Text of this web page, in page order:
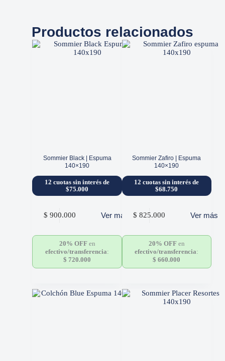
Productos relacionados
Sommier Black | Espuma
140×190
12 cuotas sin interés de
$75.000
$ 900.000 Ver más
20% OFFen
efectivo/transferencia:
$ 720.000
Sommier Zafiro | Espuma
140×190
12 cuotas sin interés de
$68.750
$ 825.000 Ver más
20% OFFen
efectivo/transferencia:
$ 660.000